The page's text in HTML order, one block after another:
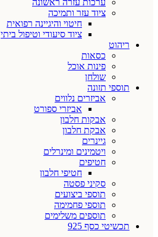
ערכות עזרה ראשונה
ציוד עזר ותמיכה
חיטוי והיגיינה רפואית
ציוד סיעודי וטיפול ביתי
ריהוט
כסאות
פינות אוכל
שולחן
תוספי תזונה
אביזרים נלווים
אביזרי ספורט
אבקות חלבון
אבקת חלבון
גיינרים
ויטמינים ומינרלים
חטיפים
חטיפי חלבון
סקיני פסטה
תוספי ביצועים
תוספי פחמימה
תוספים משלימים
תכשיטי כסף 925